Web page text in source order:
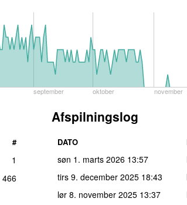
september oktober november
#
1
466
Afspilningslog
DATO
søn 1. marts 2026 13:57
tirs 9. december 2025 18:43
lør 8. november 2025 13:37